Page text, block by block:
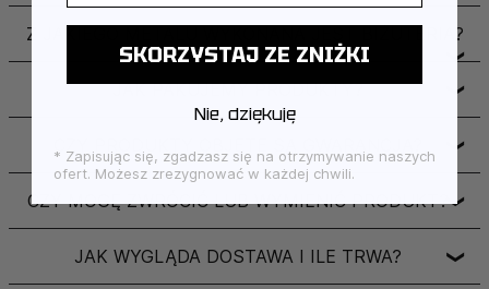
Z JAKIEGO METALU WYKONANA JEST BIŻUTERIA?
❯
JAK PAKUJEMY PRODUKTY? ❯
❯
CZY MOGĘ ZWRÓCIĆ LUB WYMIENIĆ PRODUKT? ❯
JAK WYGLĄDA DOSTAWA I ILE TRWA? ❯
SKORZYSTAJ ZE ZNIŻKI
Nie, dziękuję
* Zapisując się, zgadzasz się na otrzymywanie naszych
ofert. Możesz zrezygnować w każdej chwili.